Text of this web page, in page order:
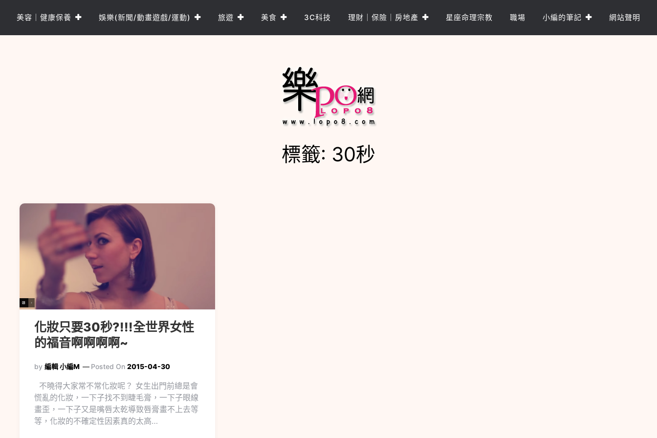
美容｜健康保養 娛樂(新聞/動畫遊戲/運動) 旅遊 美食 3C科技 理財｜保險｜房地產 星座命理宗教 職場 小編的筆記 網站聲明
標籤: 30秒
化妝只要30秒?!!!全世界女性
的福音啊啊啊啊~
by 編輯 小編M Posted On 2015-04-30
不曉得大家常不常化妝呢？ 女生出門前總是會
慌亂的化妝，一下子找不到睫毛膏，一下子眼線
畫歪，一下子又是嘴唇太乾導致唇膏畫不上去等
等，化妝的不確定性因素真的太高…